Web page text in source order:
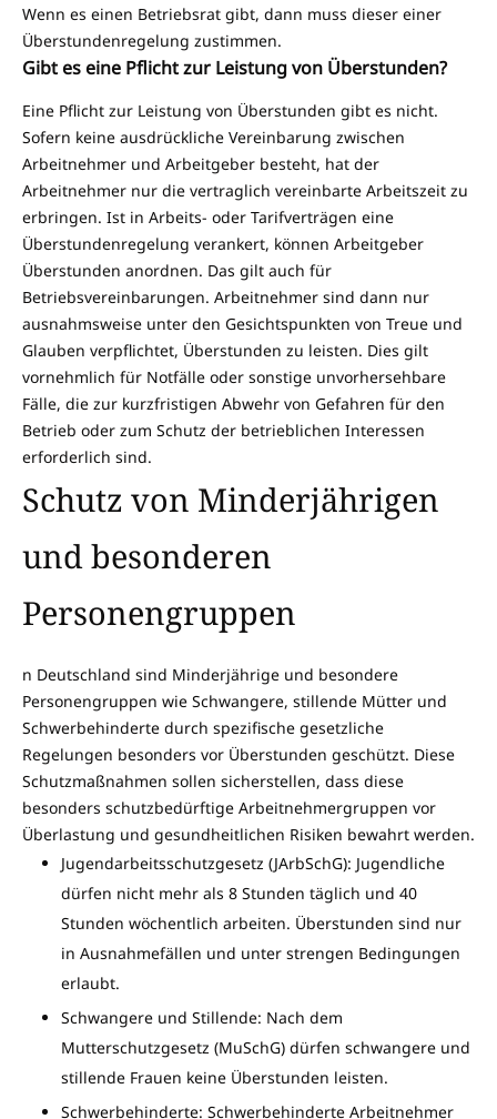
Wenn es einen Betriebsrat gibt, dann muss dieser einer
Überstundenregelung zustimmen.
Gibt es eine Pflicht zur Leistung von Überstunden?
Eine Pflicht zur Leistung von Überstunden gibt es nicht.
Sofern keine ausdrückliche Vereinbarung zwischen
Arbeitnehmer und Arbeitgeber besteht, hat der
Arbeitnehmer nur die vertraglich vereinbarte Arbeitszeit zu
erbringen. Ist in Arbeits- oder Tarifverträgen eine
Überstundenregelung verankert, können Arbeitgeber
Überstunden anordnen. Das gilt auch für
Betriebsvereinbarungen. Arbeitnehmer sind dann nur
ausnahmsweise unter den Gesichtspunkten von Treue und
Glauben verpflichtet, Überstunden zu leisten. Dies gilt
vornehmlich für Notfälle oder sonstige unvorhersehbare
Fälle, die zur kurzfristigen Abwehr von Gefahren für den
Betrieb oder zum Schutz der betrieblichen Interessen
erforderlich sind.
Schutz von Minderjährigen
und besonderen
Personengruppen
n Deutschland sind Minderjährige und besondere
Personengruppen wie Schwangere, stillende Mütter und
Schwerbehinderte durch spezifische gesetzliche
Regelungen besonders vor Überstunden geschützt. Diese
Schutzmaßnahmen sollen sicherstellen, dass diese
besonders schutzbedürftige Arbeitnehmergruppen vor
Überlastung und gesundheitlichen Risiken bewahrt werden.
Jugendarbeitsschutzgesetz (JArbSchG): Jugendliche
dürfen nicht mehr als 8 Stunden täglich und 40
Stunden wöchentlich arbeiten. Überstunden sind nur
in Ausnahmefällen und unter strengen Bedingungen
erlaubt.
Schwangere und Stillende: Nach dem
Mutterschutzgesetz (MuSchG) dürfen schwangere und
stillende Frauen keine Überstunden leisten.
Schwerbehinderte: Schwerbehinderte Arbeitnehmer